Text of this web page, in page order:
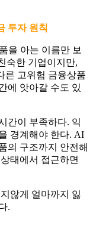
투자 원칙
을 아는 이름만 보
숙한 기업이지만,
른 고위험 금융상품
에 앗아갈 수도 있
간이 부족하다. 익
경계해야 한다. AI
의 구조까지 안전해
태에서 접근하면
않게 얼마까지 잃
.